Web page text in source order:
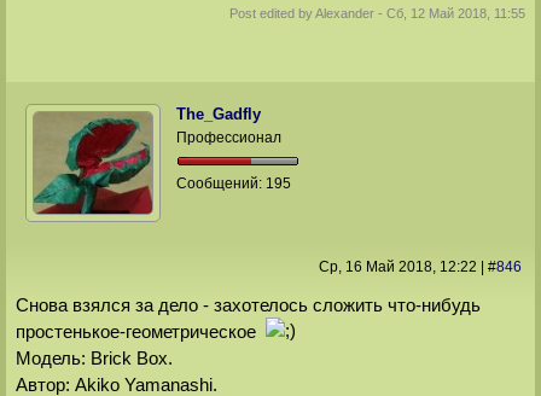
Post edited byAlexander -Сб, 12 Май 2018, 11:55
The_Gadfly
Профессионал
Сообщений: 195
Ср, 16 Май 2018, 12:22 #846
Снова взялся за дело - захотелось сложить что-нибудь
простенькое-геометрическое
Модель: Brick Box.
Автор: Akiko Yamanashi.